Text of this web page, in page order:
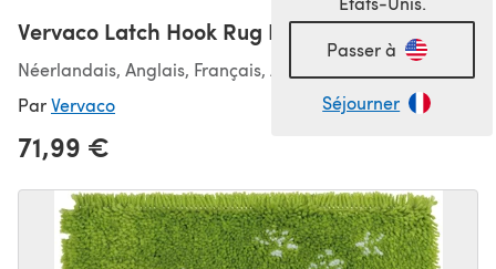
Passer à
Séjourner
Vervaco Latch Hook Rug Kit Dandelion
Néerlandais, Anglais, Français, Allemand, Espagnol
ParVervaco
71,99 €